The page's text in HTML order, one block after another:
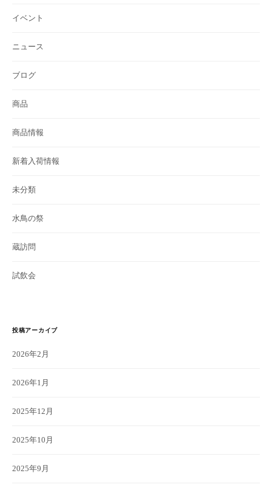
イベント
ニュース
ブログ
商品
商品情報
新着入荷情報
未分類
水鳥の祭
蔵訪問
試飲会
投稿アーカイブ
2026年2月
2026年1月
2025年12月
2025年10月
2025年9月